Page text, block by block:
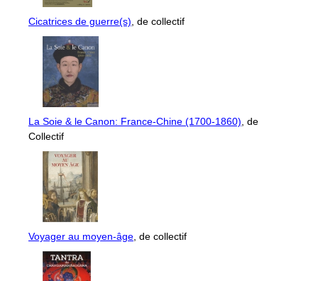
Cicatrices de guerre(s), de collectif
La Soie & le Canon: France-Chine (1700-1860), de
Collectif
Voyager au moyen-âge, de collectif